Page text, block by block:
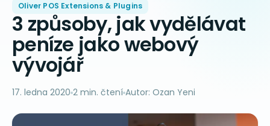
Oliver POS Extensions & Plugins
3 způsoby, jak vydělávat
peníze jako webový
vývojář
17. ledna 2020 2 min. čtení Autor: Ozan Yeni